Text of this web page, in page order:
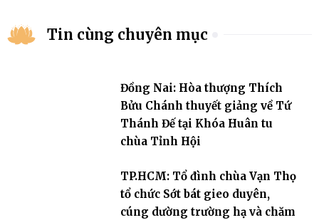
Tin cùng chuyên mục
Đồng Nai: Hòa thượng Thích
Bửu Chánh thuyết giảng về Tứ
Thánh Đế tại Khóa Huân tu
chùa Tỉnh Hội
TP.HCM: Tổ đình chùa Vạn Thọ
tổ chức Sớt bát gieo duyên,
cúng dường trường hạ và chăm